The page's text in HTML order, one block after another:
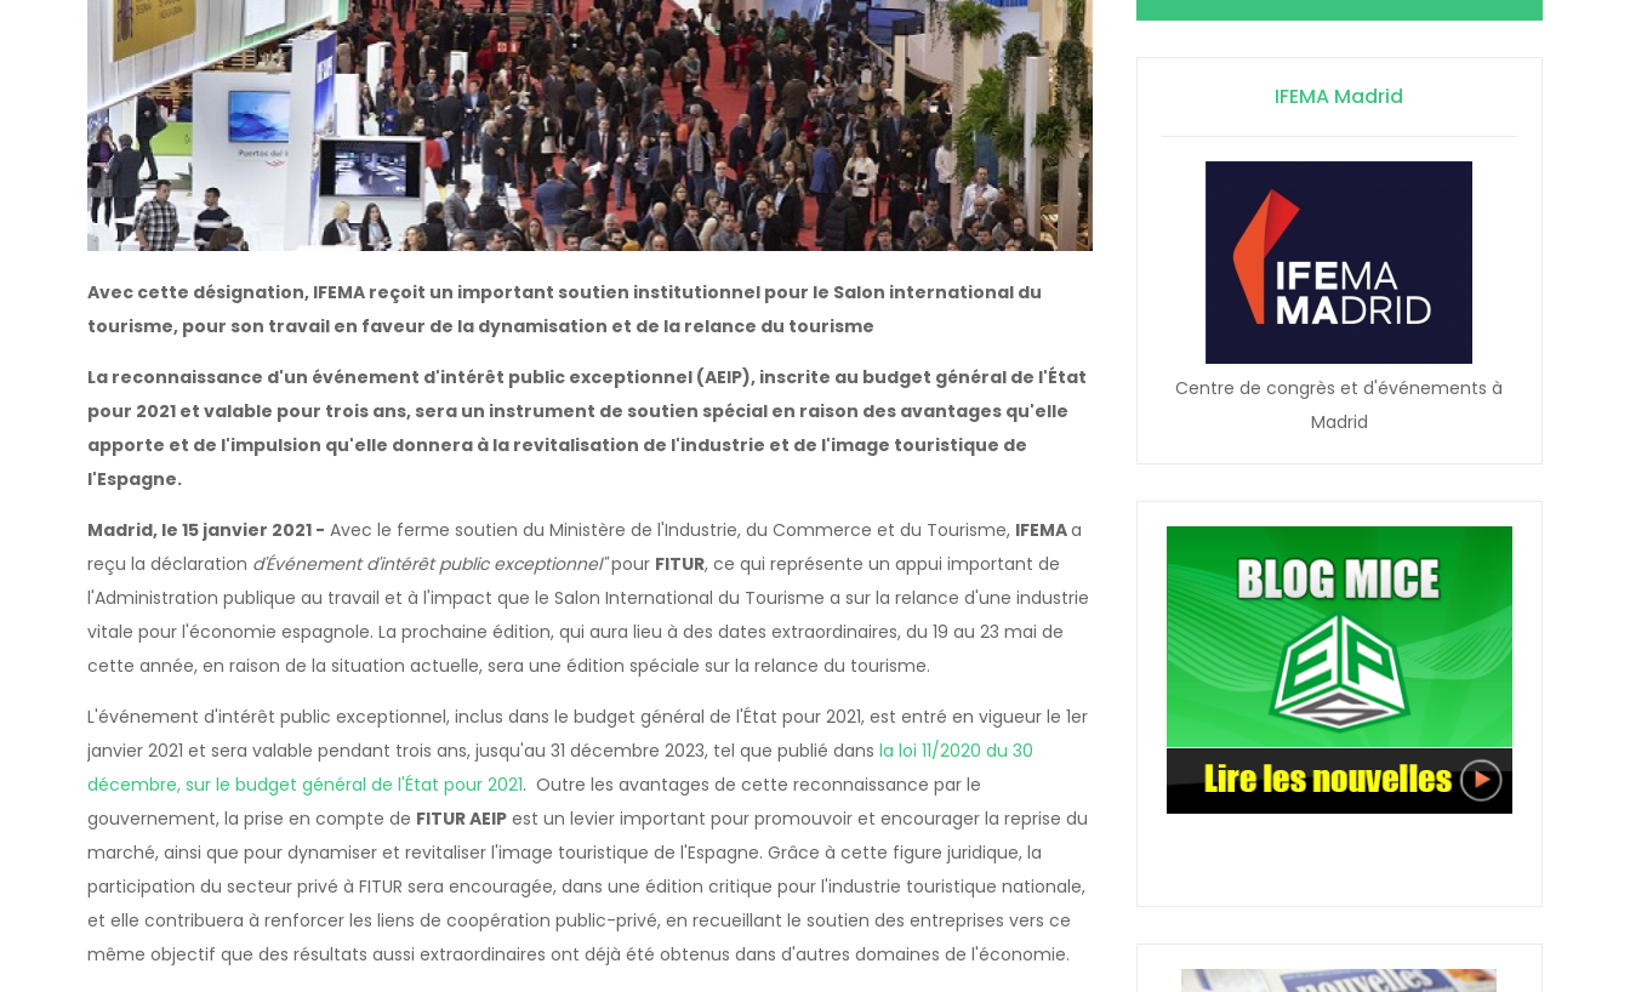
Avec cette désignation, IFEMA reçoit un important soutien institutionnel pour le Salon international du
tourisme, pour son travail en faveur de la dynamisation et de la relance du tourisme
La reconnaissance d'un événement d'intérêt public exceptionnel (AEIP), inscrite au budget général de l'État
pour 2021 et valable pour trois ans, sera un instrument de soutien spécial en raison des avantages qu'elle
apporte et de l'impulsion qu'elle donnera à la revitalisation de l'industrie et de l'image touristique de
l'Espagne.
Madrid, le 15 janvier 2021 - Avec le ferme soutien du Ministère de l'Industrie, du Commerce et du Tourisme, IFEMAa
reçu la déclaration d'Événement d'intérêt public exceptionnel"pour FITUR, ce qui représente un appui important de
l'Administration publique au travail et à l'impact que le Salon International du Tourisme a sur la relance d'une industrie
vitale pour l'économie espagnole. La prochaine édition, qui aura lieu à des dates extraordinaires, du 19 au 23 mai de
cette année, en raison de la situation actuelle, sera une édition spéciale sur la relance du tourisme.
L'événement d'intérêt public exceptionnel, inclus dans le budget général de l'État pour 2021, est entré en vigueur le 1er
janvier 2021 et sera valable pendant trois ans, jusqu'au 31 décembre 2023, tel que publié dans la loi 11/2020 du 30
décembre, sur le budget général de l'État pour 2021. Outre les avantages de cette reconnaissance par le
gouvernement, la prise en compte de FITUR AEIP est un levier important pour promouvoir et encourager la reprise du
marché, ainsi que pour dynamiser et revitaliser l'image touristique de l'Espagne. Grâce à cette figure juridique, la
participation du secteur privé à FITUR sera encouragée, dans une édition critique pour l'industrie touristique nationale,
et elle contribuera à renforcer les liens de coopération public-privé, en recueillant le soutien des entreprises vers ce
même objectif que des résultats aussi extraordinaires ont déjà été obtenus dans d'autres domaines de l'économie.
IFEMA Madrid
Centre de congrès et d'événements à
Madrid